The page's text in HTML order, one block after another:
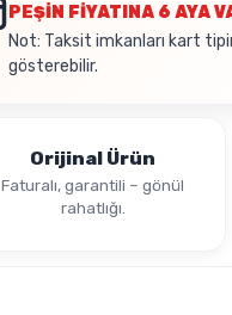
PEŞİN FİYATINA 6 AYA
Not: Taksit imkanları kart
gösterebilir.
Orijinal Ürün
Faturalı, garantili – gönül
rahatlığı.